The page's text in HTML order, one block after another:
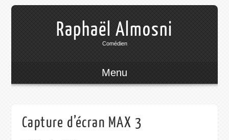
Raphaël Almosni
Comédien
Menu
Capture d’écran MAX 3